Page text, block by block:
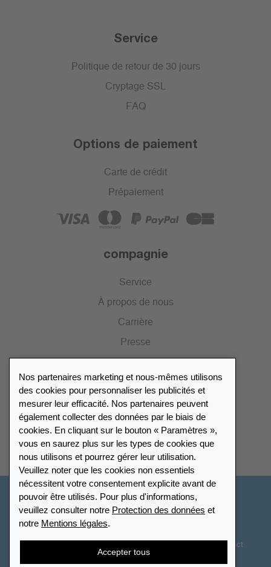
Service
Politique de retour de 30 jours
Cryptage SSL
FAQ
Options de paiement
Carte de crédit
Prépaiement
compagnie
Service
À propos de nous
Carrière
Presse
Portail des revendeurs
Répertoire des revendeurs
Trouver Leuchtturm
Nos partenaires marketing et nous-mêmes utilisons
des cookies pour personnaliser les publicités et
mesurer leur efficacité. Nos partenaires peuvent
également collecter des données par le biais de
cookies. En cliquant sur le bouton « Paramètres »,
vous en saurez plus sur les types de cookies que
nous utilisons et pourrez gérer leur utilisation.
Veuillez noter que les cookies non essentiels
nécessitent votre consentement explicite avant de
pouvoir être utilisés. Pour plus d'informations,
veuillez consulter notre Protection des données et
notre Mentions légales.
Accepter tous
France
Paramètres des cookies
Contact